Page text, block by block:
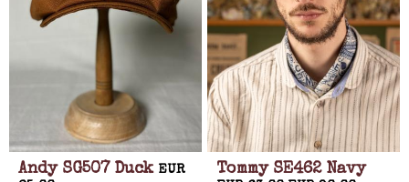
Andy SG507 Duck EUR
Tommy SE462 Navy